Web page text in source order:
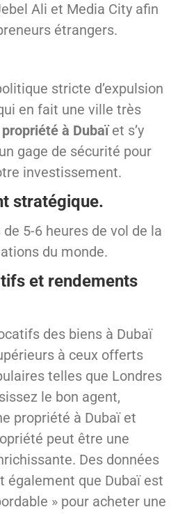
Ali et Media City afin
étrangers.
stricte d’expulsion
en fait une ville très
à Dubaïet s’y
gage de sécurité pour
investissement.
stratégique.
5-6 heures de vol de la
du monde.
et rendements
des biens à Dubaï
à ceux offerts
telles que Londres
le bon agent,
propriété à Dubaï et
peut être une
Des données
également que Dubaï est
» pour acheter une